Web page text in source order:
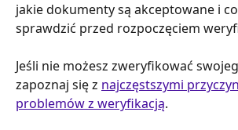
jakie dokumenty są akceptowane i
sprawdzić przed rozpoczęciem
Jeśli nie możesz zweryfikować
zapoznaj się z najczęstszymi
problemów z weryfikacją.